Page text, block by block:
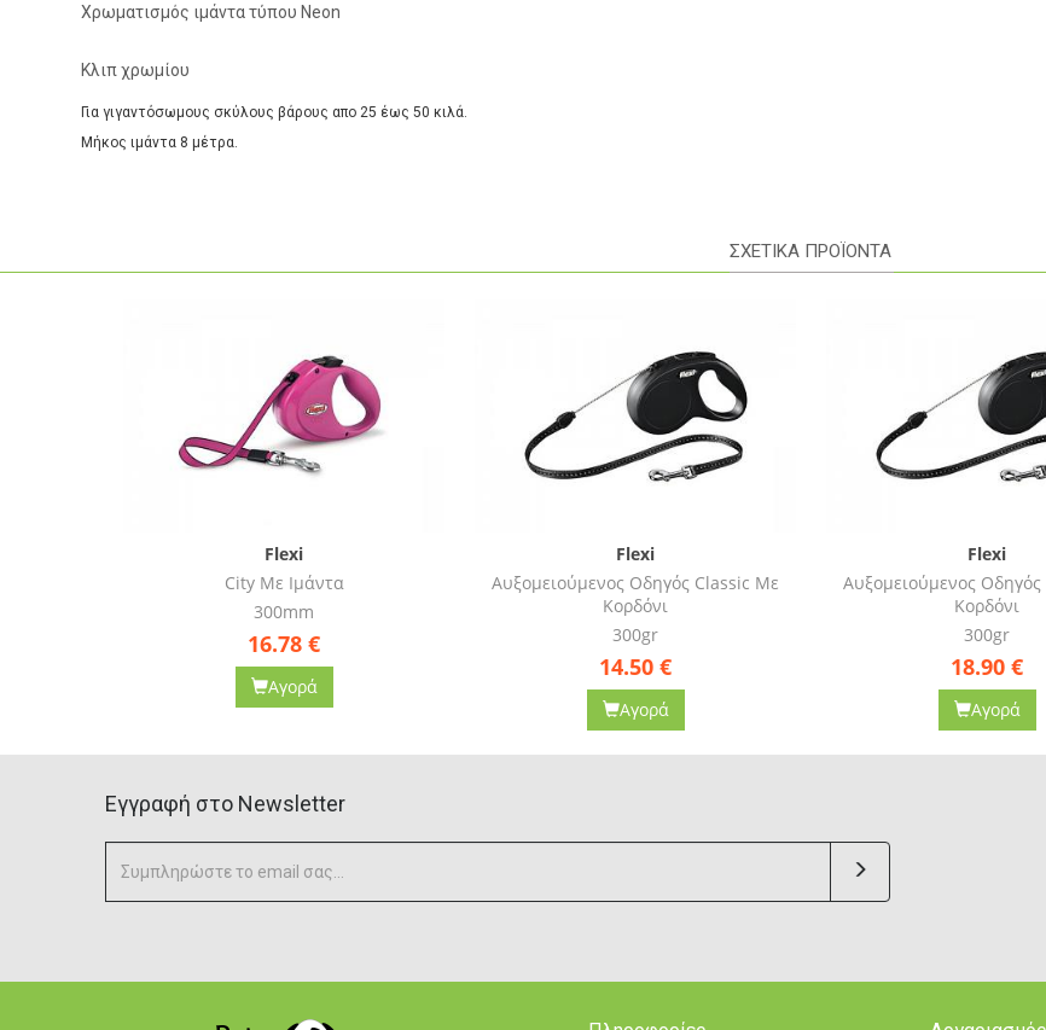
Χρωματισμός ιμάντα τύπου Neon
Κλιπ χρωμίου
Για γιγαντόσωμους σκύλους βάρους απο 25 έως 50 κιλά.
Μήκος ιμάντα 8 μέτρα.
ΣΧΕΤΙΚΑ ΠΡΟΪΟΝΤΑ
Flexi
Αυξομειούμενος Οδηγός Classic Με
Κορδόνι
300gr
14.50€
Αγορά
Flexi
Αυξομειούμενος Οδηγός Classic Με
Κορδόνι
300gr
18.90€
Αγορά
Flexi
Αυξομειούμενος
Κορδόνι
300gr
19.50€
Αγορά
Eγγραφή στο Newsletter